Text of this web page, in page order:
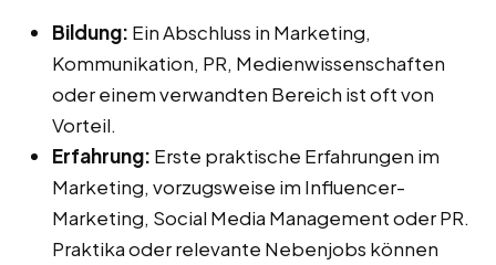
Bildung: Ein Abschluss in Marketing,
Kommunikation, PR, Medienwissenschaften
oder einem verwandten Bereich ist oft von
Vorteil.
Erfahrung: Erste praktische Erfahrungen im
Marketing, vorzugsweise im Influencer-
Marketing, Social Media Management oder PR.
Praktika oder relevante Nebenjobs können